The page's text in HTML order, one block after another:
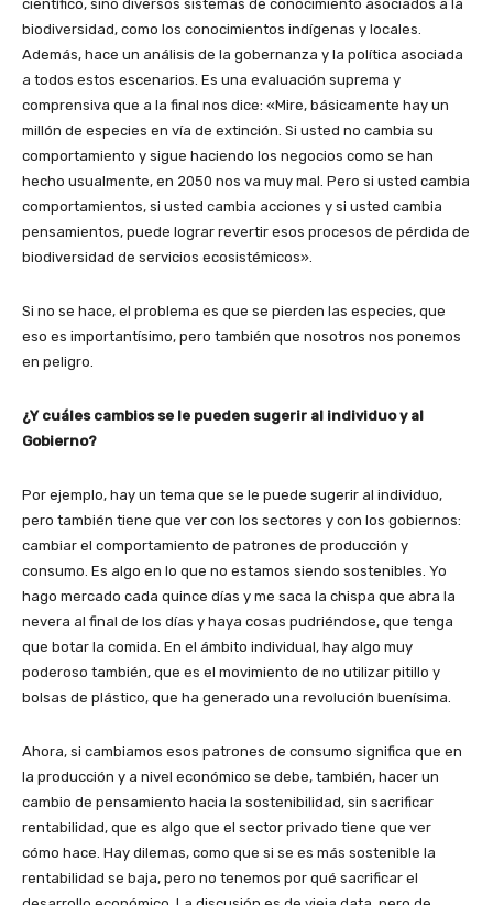
científico, sino diversos sistemas de conocimiento asociados a la
biodiversidad, como los conocimientos indígenas y locales.
Además, hace un análisis de la gobernanza y la política asociada
a todos estos escenarios. Es una evaluación suprema y
comprensiva que a la final nos dice: «Mire, básicamente hay un
millón de especies en vía de extinción. Si usted no cambia su
comportamiento y sigue haciendo los negocios como se han
hecho usualmente, en 2050 nos va muy mal. Pero si usted cambia
comportamientos, si usted cambia acciones y si usted cambia
pensamientos, puede lograr revertir esos procesos de pérdida de
biodiversidad de servicios ecosistémicos».
Si no se hace, el problema es que se pierden las especies, que
eso es importantísimo, pero también que nosotros nos ponemos
en peligro.
¿Y cuáles cambios se le pueden sugerir al individuo y al
Gobierno?
Por ejemplo, hay un tema que se le puede sugerir al individuo,
pero también tiene que ver con los sectores y con los gobiernos:
cambiar el comportamiento de patrones de producción y
consumo. Es algo en lo que no estamos siendo sostenibles. Yo
hago mercado cada quince días y me saca la chispa que abra la
nevera al final de los días y haya cosas pudriéndose, que tenga
que botar la comida. En el ámbito individual, hay algo muy
poderoso también, que es el movimiento de no utilizar pitillo y
bolsas de plástico, que ha generado una revolución buenísima.
Ahora, si cambiamos esos patrones de consumo significa que en
la producción y a nivel económico se debe, también, hacer un
cambio de pensamiento hacia la sostenibilidad, sin sacrificar
rentabilidad, que es algo que el sector privado tiene que ver
cómo hace. Hay dilemas, como que si se es más sostenible la
rentabilidad se baja, pero no tenemos por qué sacrificar el